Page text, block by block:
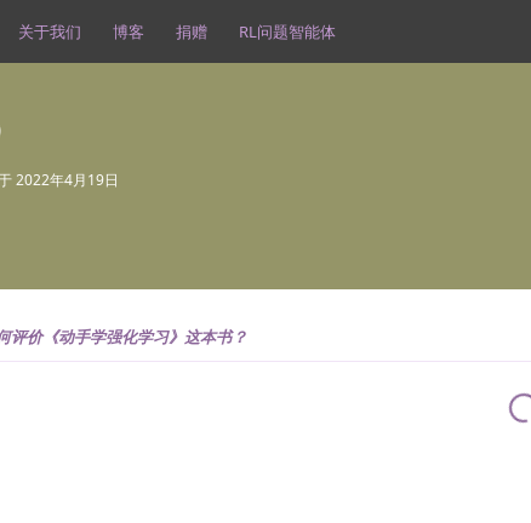
关于我们 博客 捐赠 RL问题智能体
2022年4月19日
评价《动手学强化学习》这本书？